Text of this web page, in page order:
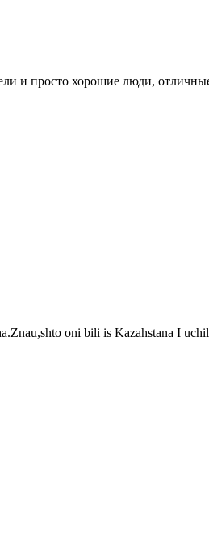
и просто хорошие люди,
oni bili is Kazahstana I